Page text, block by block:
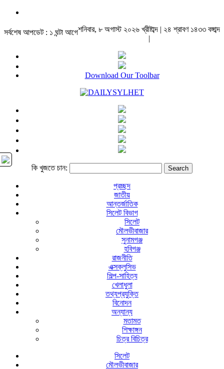
সর্বশেষ আপডেট : ১ ঘন্টা আগেশনিবার, ৮ অগাস্ট ২০২৬ খ্রীষ্টাব্দ | ২৪ শ্রাবণ ১৪৩৩ বঙ্গাব্দ
|
Download Our Toolbar
কি খুজতে চান:
প্রচ্ছদ
জাতীয়
আন্তর্জাতিক
সিলেট বিভাগ
সিলেট
মৌলভীবাজার
সুনামগঞ্জ
হবিগঞ্জ
রাজনীতি
এক্সক্লুসিভ
শিল্প-সাহিত্য
খেলাধুলা
তথ্যপ্রযুক্তি
বিনোদন
অন্যান্য
মতামত
শিক্ষাঙ্গন
চিত্র বিচিত্র
সিলেট
মৌলভীবাজার